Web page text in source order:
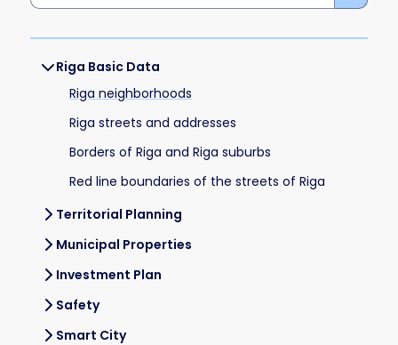
Riga Basic Data
Riga neighborhoods
Riga streets and addresses
Borders of Riga and Riga suburbs
Red line boundaries of the streets of Riga
Territorial Planning
Municipal Properties
Investment Plan
Safety
Smart City